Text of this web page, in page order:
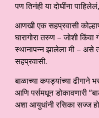
पण तिनंही या दोघींना
आणखी एक सहप्रवासी
घारागोरा तरुण – जोशी
स्थानापन्न झालेला मी – असे
सहप्रवासी.
बाळाच्या कपड्यांच्या ढीगाने
आणि पर्समधून डोकावणारी
अशा आयुधांनी रसिका सज्ज